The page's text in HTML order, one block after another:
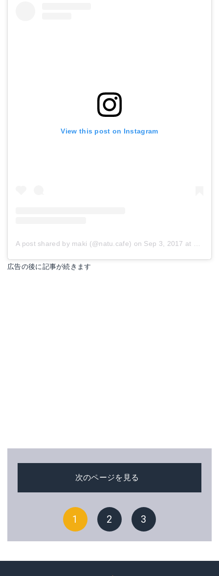
View this post on Instagram
A post shared by maki (@natu.cafe) on Sep 3, 2017 at 6:12am PDT
広告の後に記事が続きます
次のページを見る
1 2 3